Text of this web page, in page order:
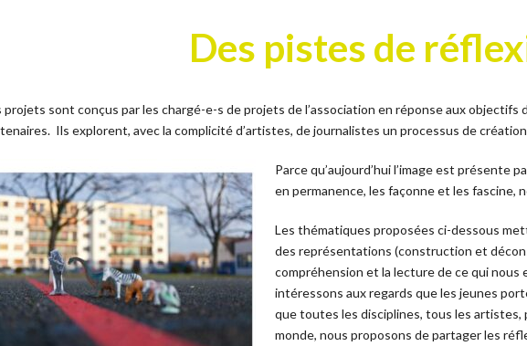
Des pistes de
projets sont conçus par les chargé-e-s de projets de l’association en réponse aux
Ils explorent, avec la complicité d’artistes, de journalistes un processus de
Parce qu’aujourd’hui l’image est présente
en permanence, les façonne et les fascine,
Les thématiques proposées ci-dessous
des représentations (construction et
compréhension et la lecture de ce qui nous
intéressons aux regards que les jeunes
que toutes les disciplines, tous les
monde, nous proposons de partager les